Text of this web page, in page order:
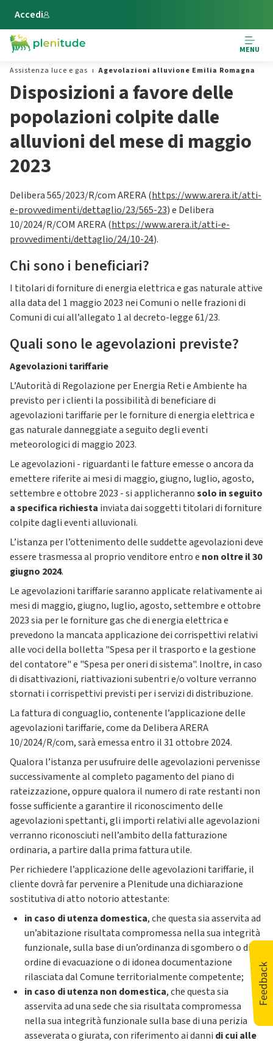
Vai al contenuto principale
Accedi
MENU
Assistenza luce e gas
Agevolazioni alluvione Emilia Romagna
Disposizioni a favore delle
popolazioni colpite dalle
alluvioni del mese di maggio
2023
Delibera 565/2023/R/com ARERA (https://www.arera.it/atti-
e-provvedimenti/dettaglio/23/565-23) e Delibera
10/2024/R/COM ARERA (https://www.arera.it/atti-e-
provvedimenti/dettaglio/24/10-24).
Chi sono i beneficiari?
I titolari di forniture di energia elettrica e gas naturale attive
alla data del 1 maggio 2023 nei Comuni o nelle frazioni di
Comuni di cui all’allegato 1 al decreto-legge 61/23.
Quali sono le agevolazioni previste?
Agevolazioni tariffarie
L’Autorità di Regolazione per Energia Reti e Ambiente ha
previsto per i clienti la possibilità di beneficiare di
agevolazioni tariffarie per le forniture di energia elettrica e
gas naturale danneggiate a seguito degli eventi
meteorologici di maggio 2023.
Le agevolazioni - riguardanti le fatture emesse o ancora da
emettere riferite ai mesi di maggio, giugno, luglio, agosto,
settembre e ottobre 2023 - si applicherannosolo in seguito
a specifica richiesta inviata dai soggetti titolari di forniture
colpite dagli eventi alluvionali.
L’istanza per l’ottenimento delle suddette agevolazioni deve
essere trasmessa al proprio venditore entro e non oltre il 30
giugno 2024.
Le agevolazioni tariffarie saranno applicate relativamente ai
mesi di maggio, giugno, luglio, agosto, settembre e ottobre
2023 sia per le forniture gas che di energia elettrica e
prevedono la mancata applicazione dei corrispettivi relativi
alle voci della bolletta "Spesa per il trasporto e la gestione
del contatore" e "Spesa per oneri di sistema". Inoltre, in caso
di disattivazioni, riattivazioni subentri e/o volture verranno
stornati i corrispettivi previsti per i servizi di distribuzione.
La fattura di conguaglio, contenente l’applicazione delle
agevolazioni tariffarie, come da Delibera ARERA
10/2024/R/com, sarà emessa entro il 31 ottobre 2024.
Qualora l’istanza per usufruire delle agevolazioni pervenisse
successivamente al completo pagamento del piano di
rateizzazione, oppure qualora il numero di rate restanti non
fosse sufficiente a garantire il riconoscimento delle
agevolazioni spettanti, gli importi relativi alle agevolazioni
verranno riconosciuti nell’ambito della fatturazione
ordinaria, a partire dalla prima fattura utile.
Per richiedere l’applicazione delle agevolazioni tariffarie, il
cliente dovrà far pervenire a Plenitude una dichiarazione
sostitutiva di atto notorio attestante:
in caso di utenza domestica, che questa sia asservita ad
un’abitazione risultata compromessa nella sua integrità
funzionale, sulla base di un’ordinanza di sgombero o di un
ordine di evacuazione o di idonea documentazione
rilasciata dal Comune territorialmente competente;
in caso di utenza non domestica, che questa sia
asservita ad una sede che sia risultata compromessa
nella sua integrità funzionale sulla base di una perizia
asseverata o giurata, con riferimento ai danni di cui alle